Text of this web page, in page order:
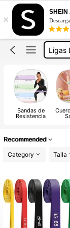
×
SHEIN
Ligas
Bandas de
Resistencia
Recommended
Category
Talla